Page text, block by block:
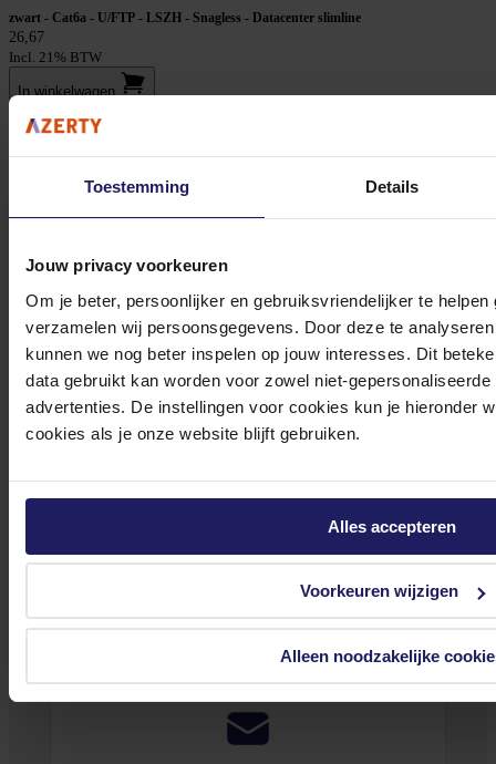
Toestemming Details
Jouw privacy voorkeuren
Om je beter, persoonlijker en gebruiksvriendelijker te
verzamelen wij persoonsgegevens. Door deze te
kunnen we nog beter inspelen op jouw interesses. Dit
data gebruikt kan worden voor zowel niet-
advertenties. De instellingen voor cookies kun je hieronder
cookies als je onze website blijft gebruiken.
Alles accepteren
Voorkeuren wijzigen
Alleen noodzakelijke
zwart - Cat6a - U/FTP - LSZH - Snagless - Datacenter slimline
26,67
Incl. 21% BTW
In winkel­wagen
Heb je vragen over onze producten, diensten of service? Onze deskundige
door indien nodig.
Onze klantenservice is via mail bereikbaar van maandag t/m vrijdag van 09.00
tot 17.00 uur en op zaterdag van 10.00 tot 15.00 uur.
Bekijk onze veelgestelde vragen
0572 328 120